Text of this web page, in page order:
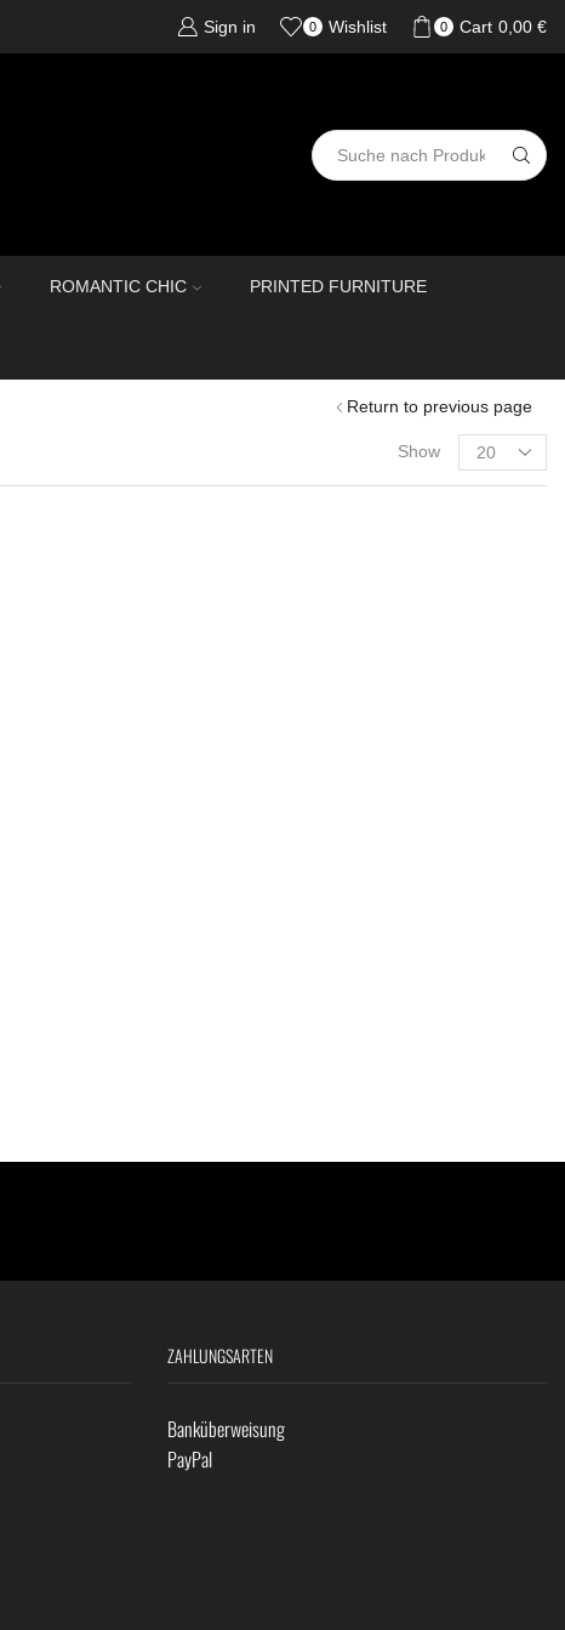
Sign in 0 Wishlist 0 Cart 0,00 €
ROMANTIC CHIC PRINTED FURNITURE
Return to previous page
Show
ZAHLUNGSARTEN
Banküberweisung
PayPal